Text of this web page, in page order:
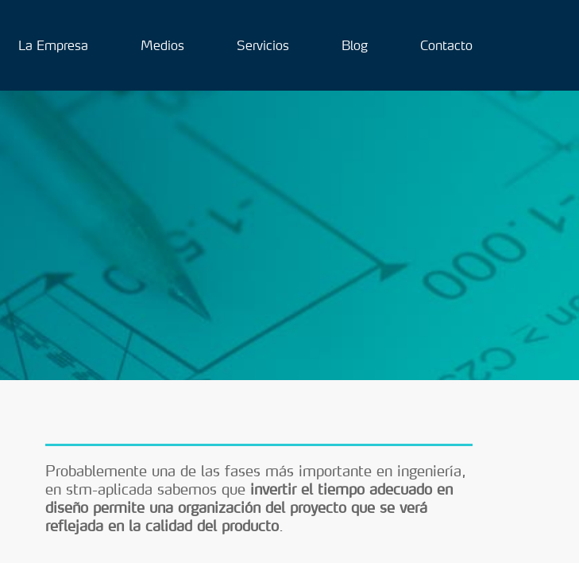
La Empresa Medios Servicios Blog Contacto
Probablemente una de las fases más importante en ingeniería,
en stm-aplicada sabemos que invertir el tiempo adecuado en
diseño permite una organización del proyecto que se verá
reflejada en la calidad del producto